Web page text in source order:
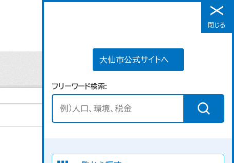
メニュー
大仙市公式サイトへ
フリーワード検索
閉じる